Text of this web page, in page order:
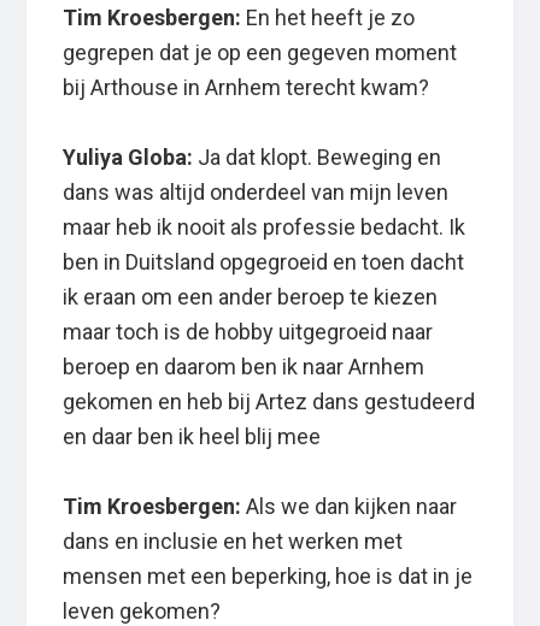
Tim Kroesbergen: En het heeft je zo
gegrepen dat je op een gegeven moment
bij Arthouse in Arnhem terecht kwam?
Yuliya Globa: Ja dat klopt. Beweging en
dans was altijd onderdeel van mijn leven
maar heb ik nooit als professie bedacht. Ik
ben in Duitsland opgegroeid en toen dacht
ik eraan om een ander beroep te kiezen
maar toch is de hobby uitgegroeid naar
beroep en daarom ben ik naar Arnhem
gekomen en heb bij Artez dans gestudeerd
en daar ben ik heel blij mee
Tim Kroesbergen: Als we dan kijken naar
dans en inclusie en het werken met
mensen met een beperking, hoe is dat in je
leven gekomen?